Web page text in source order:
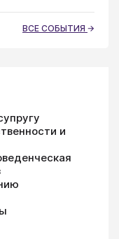
ВСЕ СОБЫТИЯ
и